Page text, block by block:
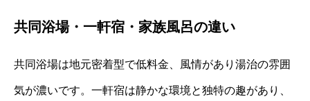
共同浴場・一軒宿・家族風呂の違い
共同浴場は地元密着型で低料金、風情があり湯治の雰囲
気が濃いです。一軒宿は静かな環境と独特の趣があり、